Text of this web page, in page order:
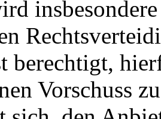
berechtigt,
Vorschuss